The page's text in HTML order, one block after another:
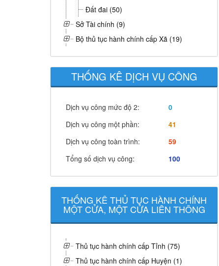
Đất đai (50)
Sở Tài chính (9)
Bộ thủ tục hành chính cấp Xã (19)
THỐNG KÊ DỊCH VỤ CÔNG
Dịch vụ công mức độ 2:
0
Dịch vụ công một phần:
41
Dịch vụ công toàn trình:
59
Tổng số dịch vụ công:
100
THỐNG KÊ THỦ TỤC HÀNH CHÍNH
MỘT CỬA, MỘT CỬA LIÊN THÔNG
Thủ tục hành chính cấp Tỉnh (75)
Thủ tục hành chính cấp Huyện (1)